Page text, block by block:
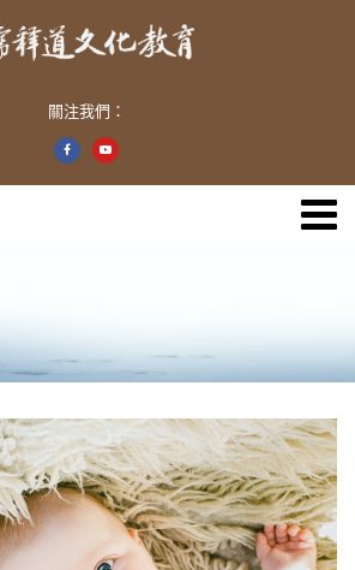
關注我們：